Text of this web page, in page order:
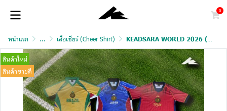
0
หน้าแรก ... เสื้อเชียร์ (Cheer Shirt) KEADSARA WORLD 2026 (PREMIUM GRADE)
สินค้าใหม่
สินค้าขายดี